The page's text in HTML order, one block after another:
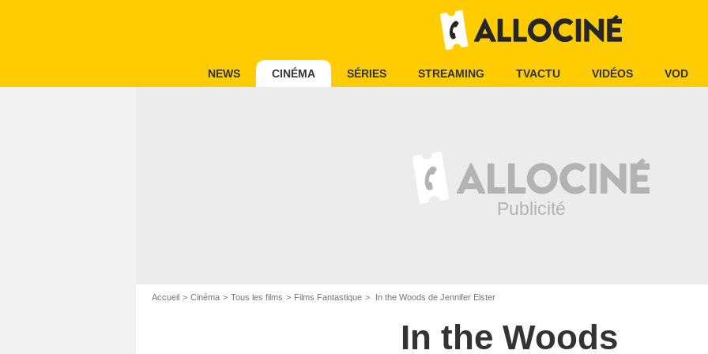
NEWS CINÉMA SÉRIES STREAMING TVACTU VIDÉOS VOD
Accueil Cinéma Tous les films Films Fantastique In the Woods de Jennifer Elster
In the Woods